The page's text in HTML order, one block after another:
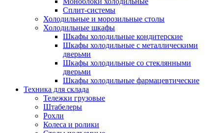
Сплит-системы
Холодильные и морозильные столы
Холодильные шкафы
Шкафы холодильные кондитерские
Шкафы холодильные с металлическими
дверьми
Шкафы холодильные со стеклянными
дверьми
Шкафы холодильные фармацевтические
Техника для склада
Тележки грузовые
Штабелеры
Рохли
Колеса и ролики